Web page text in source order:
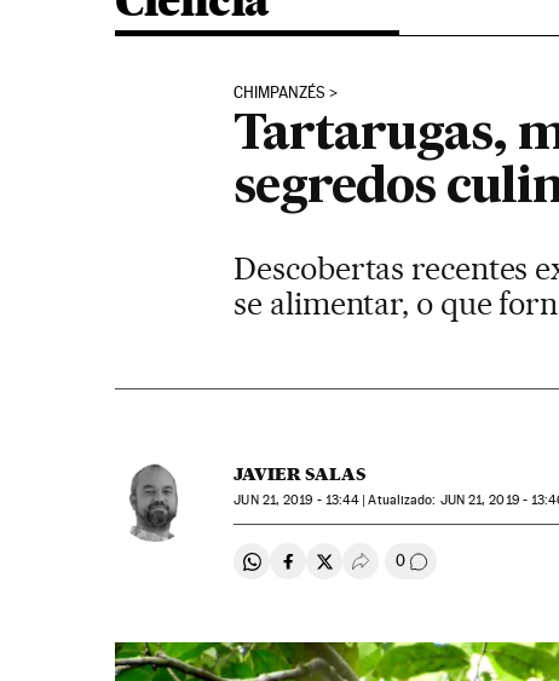
CHIMPANZÉS
Tartarugas,
segredos
Descobertas recentes
se alimentar, o que
JAVIER SALAS
JUN21, 2019 - 13:44 atualizado: JUN21, 2019 -
Compartir en Whatsapp
Compartir en Facebook
Compartir en Twitter
Desplegar Redes
0 Comentários